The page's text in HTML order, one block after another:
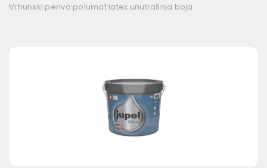
Vrhunski periva polumat latex unutrašnja boja